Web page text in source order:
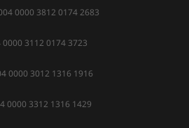
0000 3812 0174 2683
0000 3112 0174 3723
0000 3012 1316 1916
0000 3312 1316 1429